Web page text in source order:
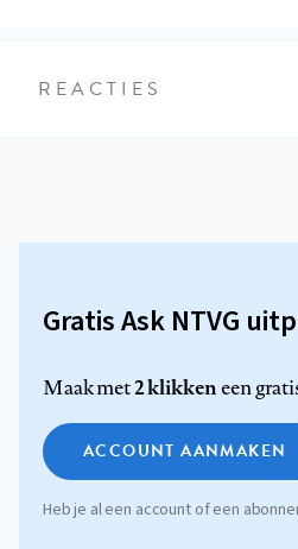
REACTIES
Gratis Ask NTVG
Maak met2 klikkeneen
ACCOUNT AANMAKEN
Heb je al een account of een